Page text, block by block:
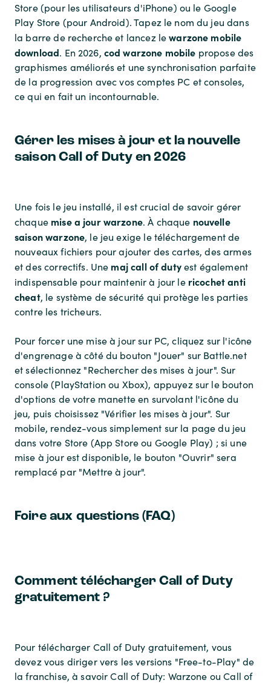
Store (pour les utilisateurs d'iPhone) ou le Google
Play Store (pour Android). Tapez le nom du jeu dans
la barre de recherche et lancez lewarzone mobile
download. En 2026, cod warzone mobile propose des
graphismes améliorés et une synchronisation parfaite
de la progression avec vos comptes PC et consoles,
ce qui en fait un incontournable.
Gérer les mises à jour et la nouvelle
saison Call of Duty en 2026
Une fois le jeu installé, il est crucial de savoir gérer
chaque mise a jour warzone. À chaque nouvelle
saison warzone, le jeu exige le téléchargement de
nouveaux fichiers pour ajouter des cartes, des armes
et des correctifs. Une maj call of dutyest également
indispensable pour maintenir à jour le ricochet anti
cheat, le système de sécurité qui protège les parties
contre les tricheurs.
Pour forcer une mise à jour sur PC, cliquez sur l'icône
d'engrenage à côté du bouton "Jouer" sur Battle.net
et sélectionnez "Rechercher des mises à jour". Sur
console (PlayStation ou Xbox), appuyez sur le bouton
d'options de votre manette en survolant l'icône du
jeu, puis choisissez "Vérifier les mises à jour". Sur
mobile, rendez-vous simplement sur la page du jeu
dans votre Store (App Store ou Google Play) ; si une
mise à jour est disponible, le bouton "Ouvrir" sera
remplacé par "Mettre à jour".
Foire aux questions (FAQ)
Comment télécharger Call of Duty
gratuitement ?
Pour télécharger Call of Duty gratuitement, vous
devez vous diriger vers les versions "Free-to-Play" de
la franchise, à savoir Call of Duty: Warzone ou Call of